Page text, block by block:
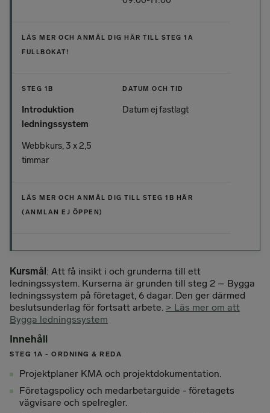
LÄS MER OCH ANMÄL DIG HÄR TILL STEG 1A
FULLBOKAT!
STEG 1B
Introduktion
ledningssystem
Webbkurs, 3 x 2,5
timmar
DATUM OCH TID
Datum ej fastlagt
LÄS MER OCH ANMÄL DIG TILL STEG 1B HÄR
(ANMLAN EJ ÖPPEN)
Kursmål: Att få insikt i och grunderna till ett
ledningssystem. Kurserna är grunden till steg 2 – Bygga
ledningssystem på företaget, 6 dagar. Den ger därmed
beslutsunderlag för fortsatt arbete. > Läs mer om att
Bygga ledningssystem
Innehåll
STEG 1A - ORDNING & REDA
Projektplaner KMA och projektdokumentation.
Företagspolicy och medarbetarguide - företagets
vägvisare och spelregler.